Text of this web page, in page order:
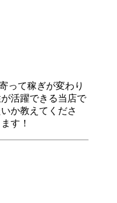
って稼ぎが変わり
活躍できる当店で
か教えてくださ
す！